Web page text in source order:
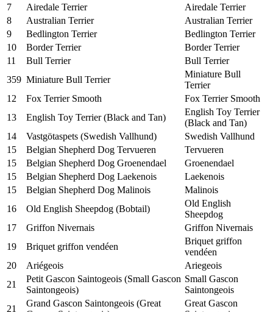
7
Airedale Terrier
Airedale Terrier
8
Australian Terrier
Australian Terrier
9
Bedlington Terrier
Bedlington Terrier
10
Border Terrier
Border Terrier
11
Bull Terrier
Bull Terrier
359 Miniature Bull Terrier
Miniature Bull
Terrier
12
Fox Terrier Smooth
Fox Terrier Smooth
13
English Toy Terrier (Black and Tan)
English Toy Terrier
(Black and Tan)
14
Vastgötaspets (Swedish Vallhund)
Swedish Vallhund
15
Belgian Shepherd Dog Tervueren
Tervueren
15
Belgian Shepherd Dog Groenendael
Groenendael
15
Belgian Shepherd Dog Laekenois
Laekenois
15
Belgian Shepherd Dog Malinois
Malinois
16
Old English Sheepdog (Bobtail)
Old English
Sheepdog
17
Griffon Nivernais
Griffon Nivernais
19
Briquet griffon vendéen
Briquet griffon
vendéen
20
Ariégeois
Ariegeois
21
Petit Gascon Saintogeois (Small Gascon
Saintongeois)
Small Gascon
Saintongeois
21
Grand Gascon Saintongeois (Great
Great Gascon